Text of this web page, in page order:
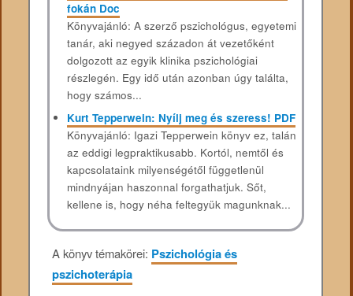
fokán Doc
Könyvajánló: A szerző pszichológus, egyetemi
tanár, aki negyed századon át vezetőként
dolgozott az egyik klinika pszichológiai
részlegén. Egy idő után azonban úgy találta,
hogy számos...
Kurt Tepperwein: Nyílj meg és szeress! PDF
Könyvajánló: Igazi Tepperwein könyv ez, talán
az eddigi legpraktikusabb. Kortól, nemtől és
kapcsolataink milyenségétől függetlenül
mindnyájan haszonnal forgathatjuk. Sőt,
kellene is, hogy néha feltegyük magunknak...
A könyv témakörei: Pszichológia és
pszichoterápia